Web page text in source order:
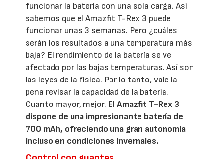
funcionar la batería con una sola carga. Así
sabemos que el Amazfit T-Rex 3 puede
funcionar unas 3 semanas. Pero ¿cuáles
serán los resultados a una temperatura más
baja? El rendimiento de la batería se ve
afectado por las bajas temperaturas. Así son
las leyes de la física. Por lo tanto, vale la
pena revisar la capacidad de la batería.
Cuanto mayor, mejor. ElAmazfit T-Rex 3
dispone de una impresionante batería de
700 mAh, ofreciendo una gran autonomía
incluso en condiciones invernales.